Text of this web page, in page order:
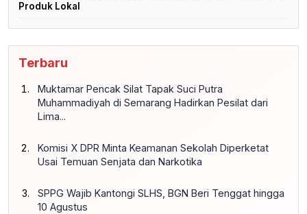
Produk Lokal
Terbaru
Muktamar Pencak Silat Tapak Suci Putra
Muhammadiyah di Semarang Hadirkan Pesilat dari
Lima...
Komisi X DPR Minta Keamanan Sekolah Diperketat
Usai Temuan Senjata dan Narkotika
SPPG Wajib Kantongi SLHS, BGN Beri Tenggat hingga
10 Agustus